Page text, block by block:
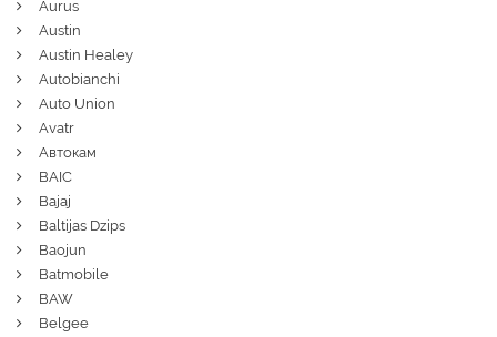
Aurus
Austin
Austin Healey
Autobianchi
Auto Union
Avatr
Автокам
BAIC
Bajaj
Baltijas Dzips
Baojun
Batmobile
BAW
Belgee